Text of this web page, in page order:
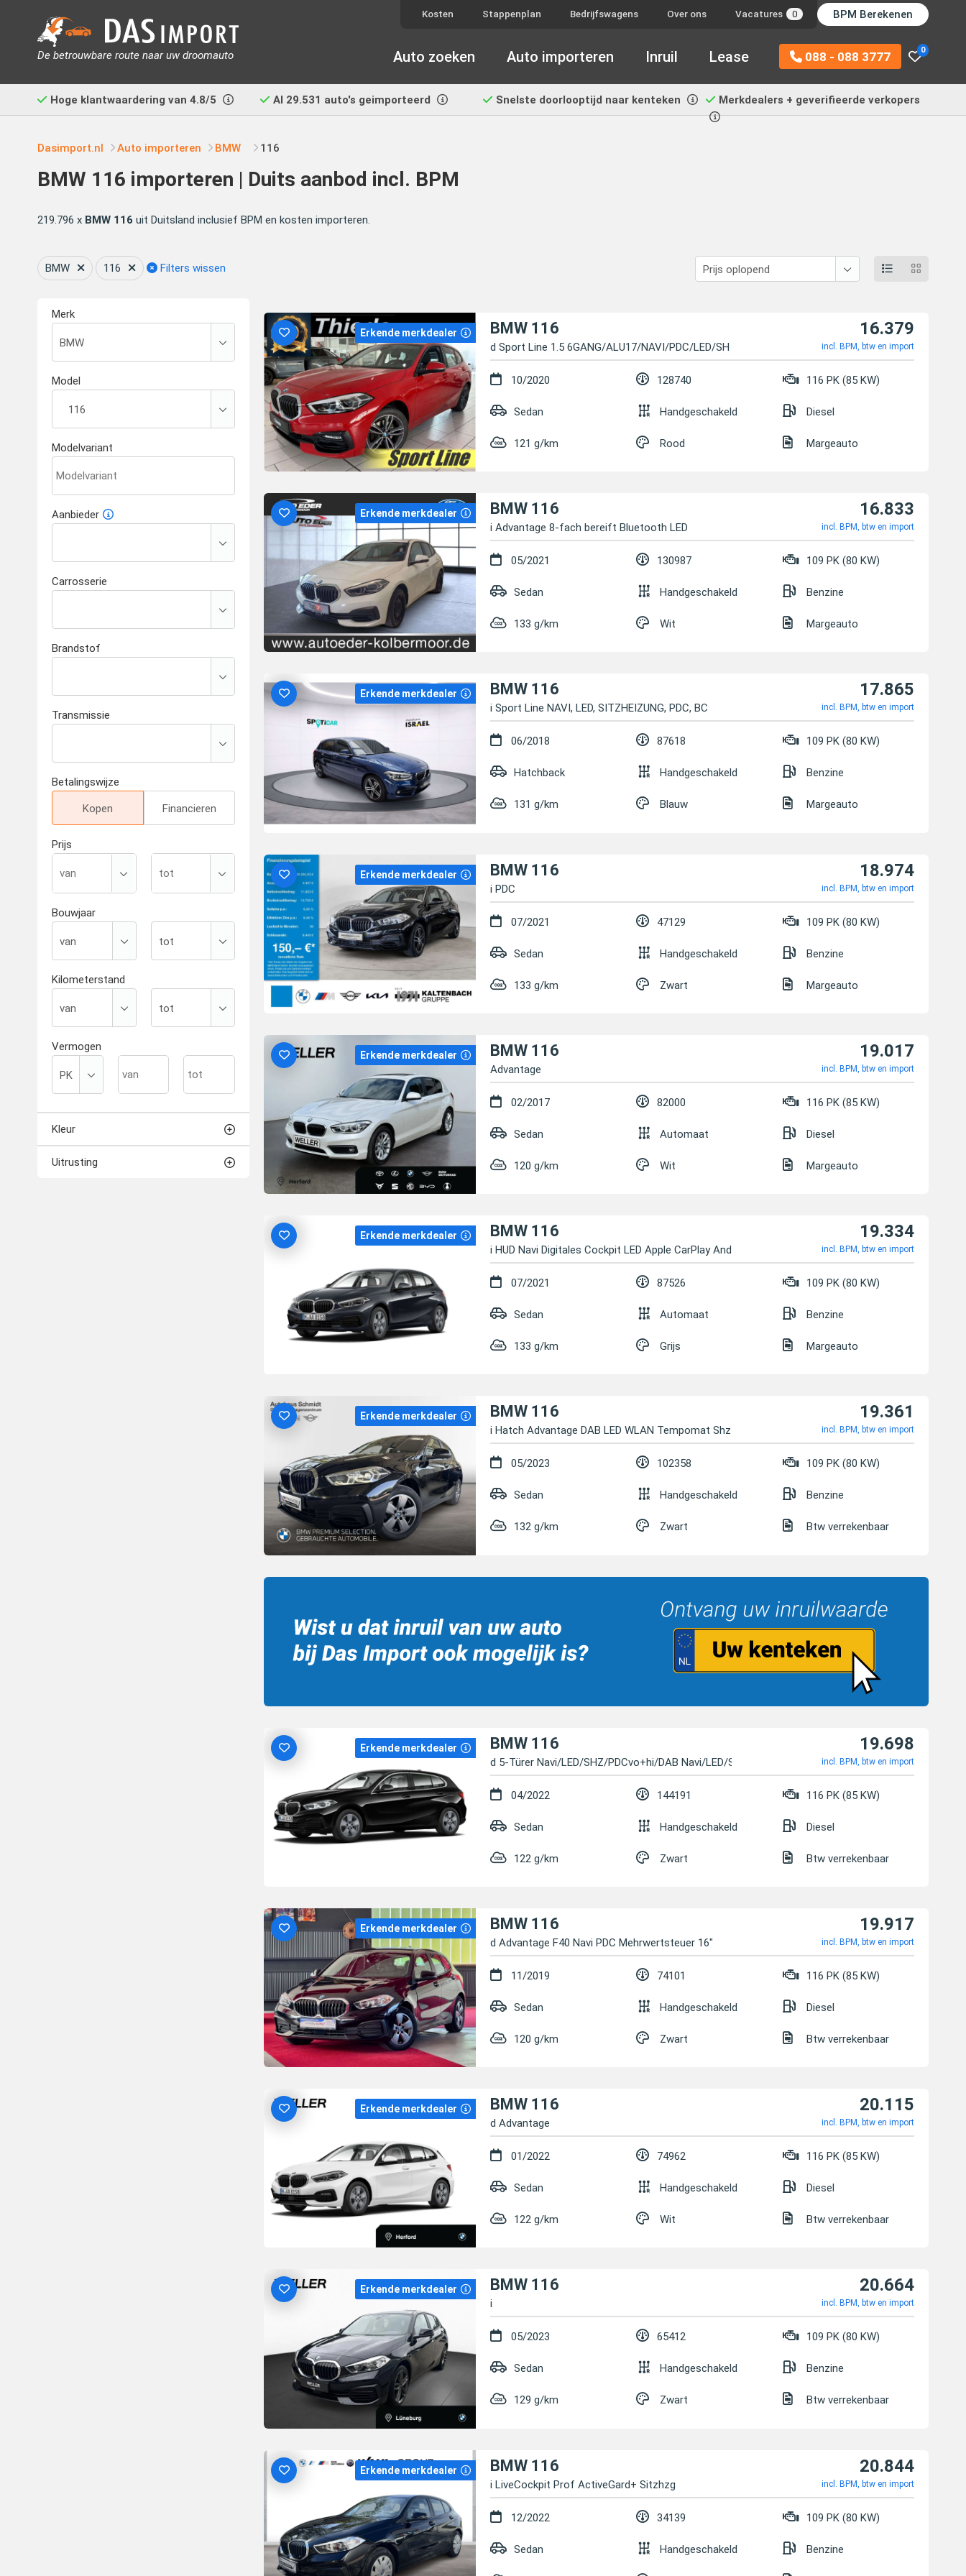
De betrouwbare route naar uw droomauto
Kosten Stappenplan Bedrijfswagens Over ons Vacatures 0 BPM Berekenen
0
088 - 088 3777
Auto zoeken Auto importeren Inruil Lease
Hoge klantwaardering van 4.8/5 Al 29.531 auto's geimporteerd Snelste doorlooptijd naar kenteken Merkdealers + geverifieerde verkopers
Dasimport.nl Auto importeren BMW 116
BMW 116 importeren | Duits aanbod incl. BPM
219.796 x BMW 116 uit Duitsland inclusief BPM en kosten importeren.
BMW 116 Filters wissen
Erkende merkdealer BMW 116
d Sport Line 1.5 6GANG/ALU17/NAVI/PDC/LED/SH
16.379
incl. BPM, btw en import
10/2020 128740 116 PK (85 KW)
Sedan Handgeschakeld Diesel
121 g/km Rood Margeauto
Erkende merkdealer BMW 116
i Advantage 8-fach bereift Bluetooth LED
16.833
incl. BPM, btw en import
05/2021 130987 109 PK (80 KW)
Sedan Handgeschakeld Benzine
133 g/km Wit Margeauto
Erkende merkdealer BMW 116
i Sport Line NAVI, LED, SITZHEIZUNG, PDC, BC
17.865
incl. BPM, btw en import
06/2018 87618 109 PK (80 KW)
Hatchback Handgeschakeld Benzine
131 g/km Blauw Margeauto
Erkende merkdealer BMW 116
i PDC
18.974
incl. BPM, btw en import
07/2021 47129 109 PK (80 KW)
Sedan Handgeschakeld Benzine
133 g/km Zwart Margeauto
Erkende merkdealer BMW 116
Advantage
19.017
incl. BPM, btw en import
02/2017 82000 116 PK (85 KW)
Sedan Automaat Diesel
120 g/km Wit Margeauto
Erkende merkdealer BMW 116
i HUD Navi Digitales Cockpit LED Apple CarPlay And
19.334
incl. BPM, btw en import
07/2021 87526 109 PK (80 KW)
Sedan Automaat Benzine
133 g/km Grijs Margeauto
Erkende merkdealer BMW 116
i Hatch Advantage DAB LED WLAN Tempomat Shz
19.361
incl. BPM, btw en import
05/2023 102358 109 PK (80 KW)
Sedan Handgeschakeld Benzine
132 g/km Zwart Btw verrekenbaar
Erkende merkdealer BMW 116
d 5-Türer Navi/LED/SHZ/PDCvo+hi/DAB Navi/LED/SHZ/P
19.698
incl. BPM, btw en import
04/2022 144191 116 PK (85 KW)
Sedan Handgeschakeld Diesel
122 g/km Zwart Btw verrekenbaar
Erkende merkdealer BMW 116
d Advantage F40 Navi PDC Mehrwertsteuer 16"
19.917
incl. BPM, btw en import
11/2019 74101 116 PK (85 KW)
Sedan Handgeschakeld Diesel
120 g/km Zwart Btw verrekenbaar
Erkende merkdealer BMW 116
d Advantage
20.115
incl. BPM, btw en import
01/2022 74962 116 PK (85 KW)
Sedan Handgeschakeld Diesel
122 g/km Wit Btw verrekenbaar
Erkende merkdealer BMW 116
i
20.664
incl. BPM, btw en import
05/2023 65412 109 PK (80 KW)
Sedan Handgeschakeld Benzine
129 g/km Zwart Btw verrekenbaar
Erkende merkdealer BMW 116
i LiveCockpit Prof ActiveGard+ Sitzhzg
20.844
incl. BPM, btw en import
12/2022 34139 109 PK (80 KW)
Sedan Handgeschakeld Benzine
Merk
Model
Modelvariant
Aanbieder
Carrosserie
Brandstof
Transmissie
Betalingswijze
Kopen Financieren
Prijs
Bouwjaar
Kilometerstand
Vermogen
Kleur
Uitrusting